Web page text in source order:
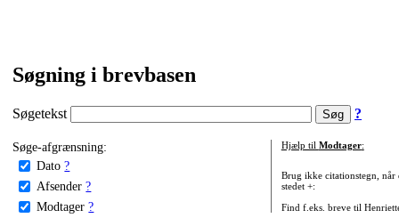
Søgning i brevbasen
Søgetekst ?
Søge-afgrænsning:
Dato ?
Afsender ?
Modtager ?
Hjælp til Modtager:
Brug ikke citationstegn, når
stedet +:
Find f.eks. breve til